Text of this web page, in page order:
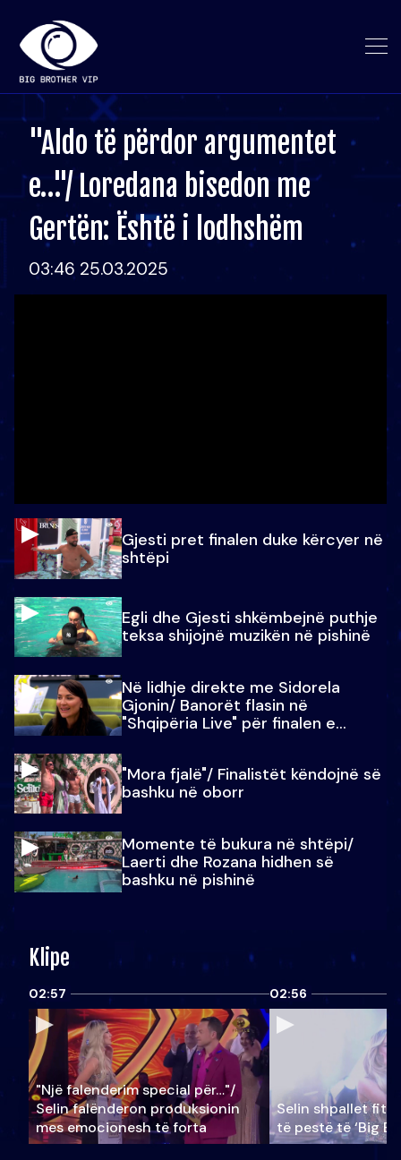
"Aldo të përdor argumentet
e…"/ Loredana bisedon me
Gertën: Është i lodhshëm
03:46 25.03.2025
Gjesti pret finalen duke kërcyer në
shtëpi
Egli dhe Gjesti shkëmbejnë puthje
teksa shijojnë muzikën në pishinë
Në lidhje direkte me Sidorela
Gjonin/ Banorët flasin në
"Shqipëria Live" për finalen e
"Mora fjalë"/ Finalistët këndojnë së
bashku në oborr
Momente të bukura në shtëpi/
Laerti dhe Rozana hidhen së
bashku në pishinë
Klipe
02:57
"Një falenderim special për…"/
Selin falënderon produksionin
mes emocionesh të forta
02:56
Selin shpallet
të pestë të ‘Big